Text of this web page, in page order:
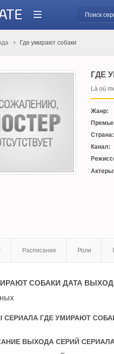
Где умирают собаки
ГДЕ
Là où
Жанр:
Страна:
Канал:
Актеры:
Расписание Роли
СОБАКИ ДАТА
СЕРИАЛА ГДЕ УМИРАЮТ
ВЫХОДА СЕРИЙ